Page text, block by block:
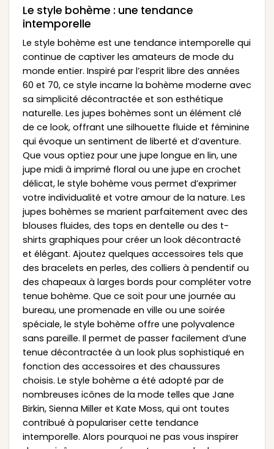
Le style bohème : une tendance
intemporelle
Le style bohème est une tendance intemporelle qui
continue de captiver les amateurs de mode du
monde entier. Inspiré par l’esprit libre des années
60 et 70, ce style incarne la bohème moderne avec
sa simplicité décontractée et son esthétique
naturelle. Les jupes bohèmes sont un élément clé
de ce look, offrant une silhouette fluide et féminine
qui évoque un sentiment de liberté et d’aventure.
Que vous optiez pour une jupe longue en lin, une
jupe midi à imprimé floral ou une jupe en crochet
délicat, le style bohème vous permet d’exprimer
votre individualité et votre amour de la nature. Les
jupes bohèmes se marient parfaitement avec des
blouses fluides, des tops en dentelle ou des t-
shirts graphiques pour créer un look décontracté
et élégant. Ajoutez quelques accessoires tels que
des bracelets en perles, des colliers à pendentif ou
des chapeaux à larges bords pour compléter votre
tenue bohème. Que ce soit pour une journée au
bureau, une promenade en ville ou une soirée
spéciale, le style bohème offre une polyvalence
sans pareille. Il permet de passer facilement d’une
tenue décontractée à un look plus sophistiqué en
fonction des accessoires et des chaussures
choisis. Le style bohème a été adopté par de
nombreuses icônes de la mode telles que Jane
Birkin, Sienna Miller et Kate Moss, qui ont toutes
contribué à populariser cette tendance
intemporelle. Alors pourquoi ne pas vous inspirer